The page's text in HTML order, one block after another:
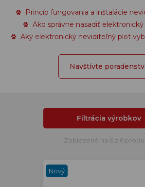
Princíp fungovania a inštalácie
Ako správne nasadiť elektronický
Aký elektronický neviditeľný plot
Navštívte
Filtrácia výrobkov
Zobrazené na 6 z 6
Nový